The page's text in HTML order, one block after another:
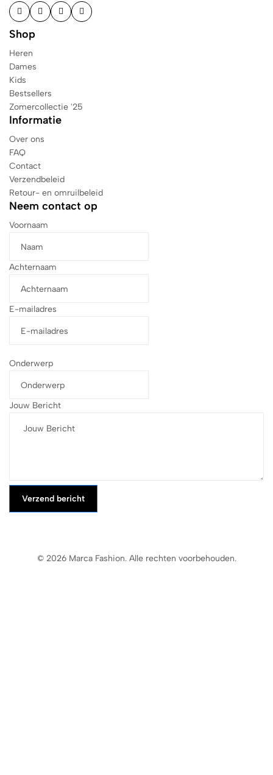
Shop
Heren
Dames
Kids
Bestsellers
Zomercollectie '25
Informatie
Over ons
FAQ
Contact
Verzendbeleid
Retour- en omruilbeleid
Neem contact op
Voornaam
Achternaam
E-mailadres
Onderwerp
Jouw Bericht
Verzend bericht
© 2026 Marca Fashion. Alle rechten voorbehouden.